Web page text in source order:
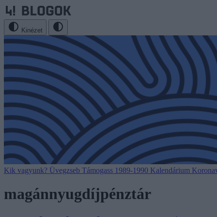
Kinézet
Kik vagyunk? Üvegzseb Támogass 1989-1990 Kalendárium
magánnyugdíjpénztár